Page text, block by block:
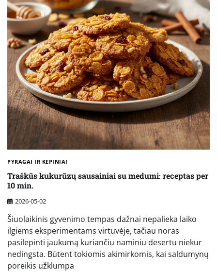
PYRAGAI IR KEPINIAI
Traškūs kukurūzų sausainiai su medumi: receptas per
10 min.
2026-05-02
Šiuolaikinis gyvenimo tempas dažnai nepalieka laiko
ilgiems eksperimentams virtuvėje, tačiau noras
pasilepinti jaukumą kuriančiu naminiu desertu niekur
nedingsta. Būtent tokiomis akimirkomis, kai saldumynų
poreikis užklumpa